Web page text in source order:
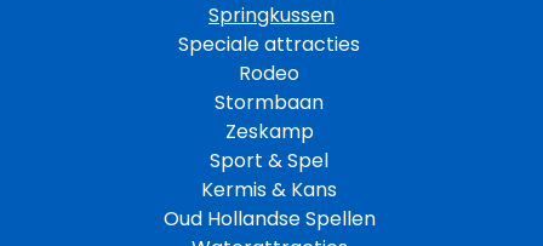
Springkussen
Speciale attracties
Rodeo
Stormbaan
Zeskamp
Sport & Spel
Kermis & Kans
Oud Hollandse Spellen